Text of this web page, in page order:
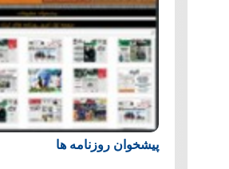
پیشخوان روزنامه ها